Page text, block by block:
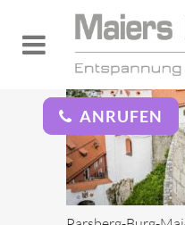
ANRUFEN